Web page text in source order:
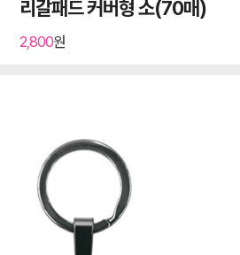
리갈패드 커버형 소(70매)
2,800원